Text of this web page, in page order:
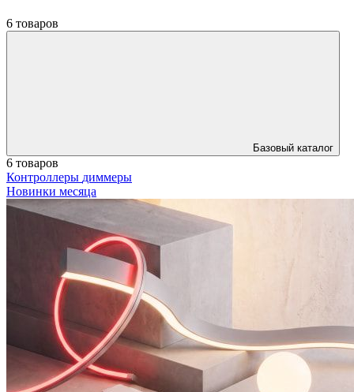
6 товаров
Базовый каталог
6 товаров
Контроллеры диммеры
Новинки месяца